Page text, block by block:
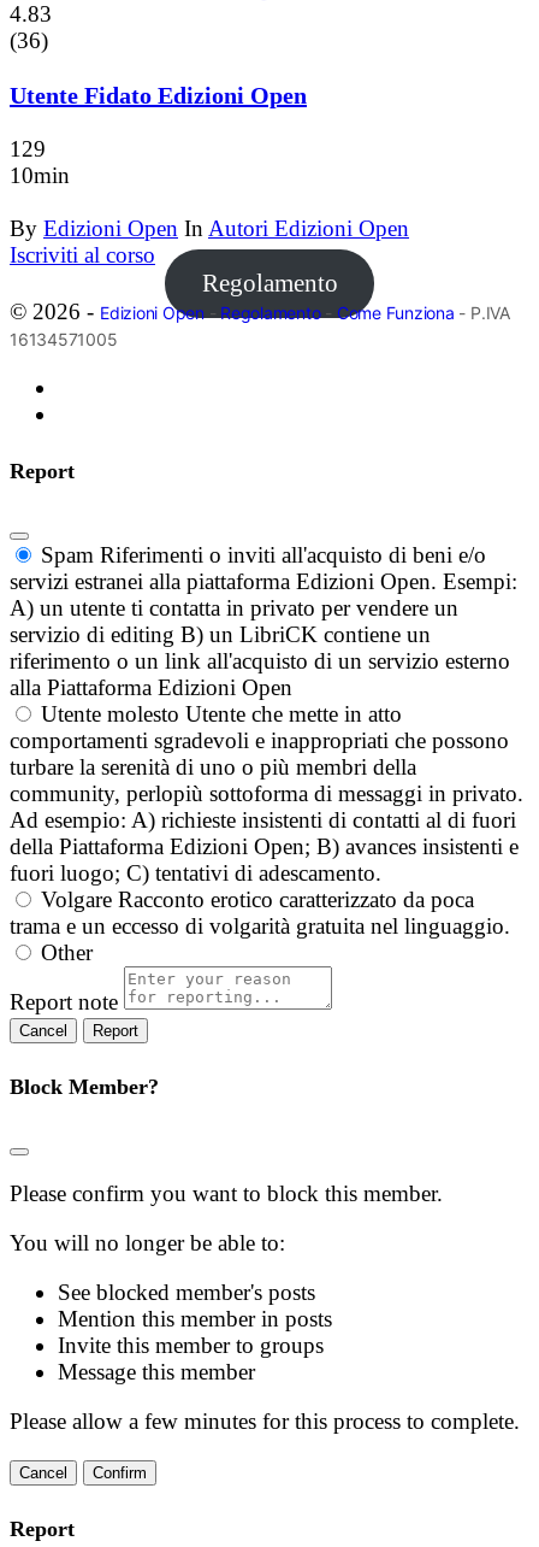
4.83
(36)
Utente Fidato Edizioni Open
129
10min
By Edizioni Open InAutori Edizioni Open
Iscriviti al corso
Regolamento
© 2026 - Edizioni Open-Regolamento-Come Funziona - P.IVA
16134571005
Report
Spam Riferimenti o inviti all'acquisto di beni e/o
servizi estranei alla piattaforma Edizioni Open. Esempi:
A) un utente ti contatta in privato per vendere un
servizio di editing B) un LibriCK contiene un
riferimento o un link all'acquisto di un servizio esterno
alla Piattaforma Edizioni Open
Utente molesto Utente che mette in atto
comportamenti sgradevoli e inappropriati che possono
turbare la serenità di uno o più membri della
community, perlopiù sottoforma di messaggi in privato.
Ad esempio: A) richieste insistenti di contatti al di fuori
della Piattaforma Edizioni Open; B) avances insistenti e
fuori luogo; C) tentativi di adescamento.
Volgare Racconto erotico caratterizzato da poca
trama e un eccesso di volgarità gratuita nel linguaggio.
Other
Report note
Report
Block Member?
Please confirm you want to block this member.
You will no longer be able to:
See blocked member's posts
Mention this member in posts
Invite this member to groups
Message this member
Please allow a few minutes for this process to complete.
Confirm
Report